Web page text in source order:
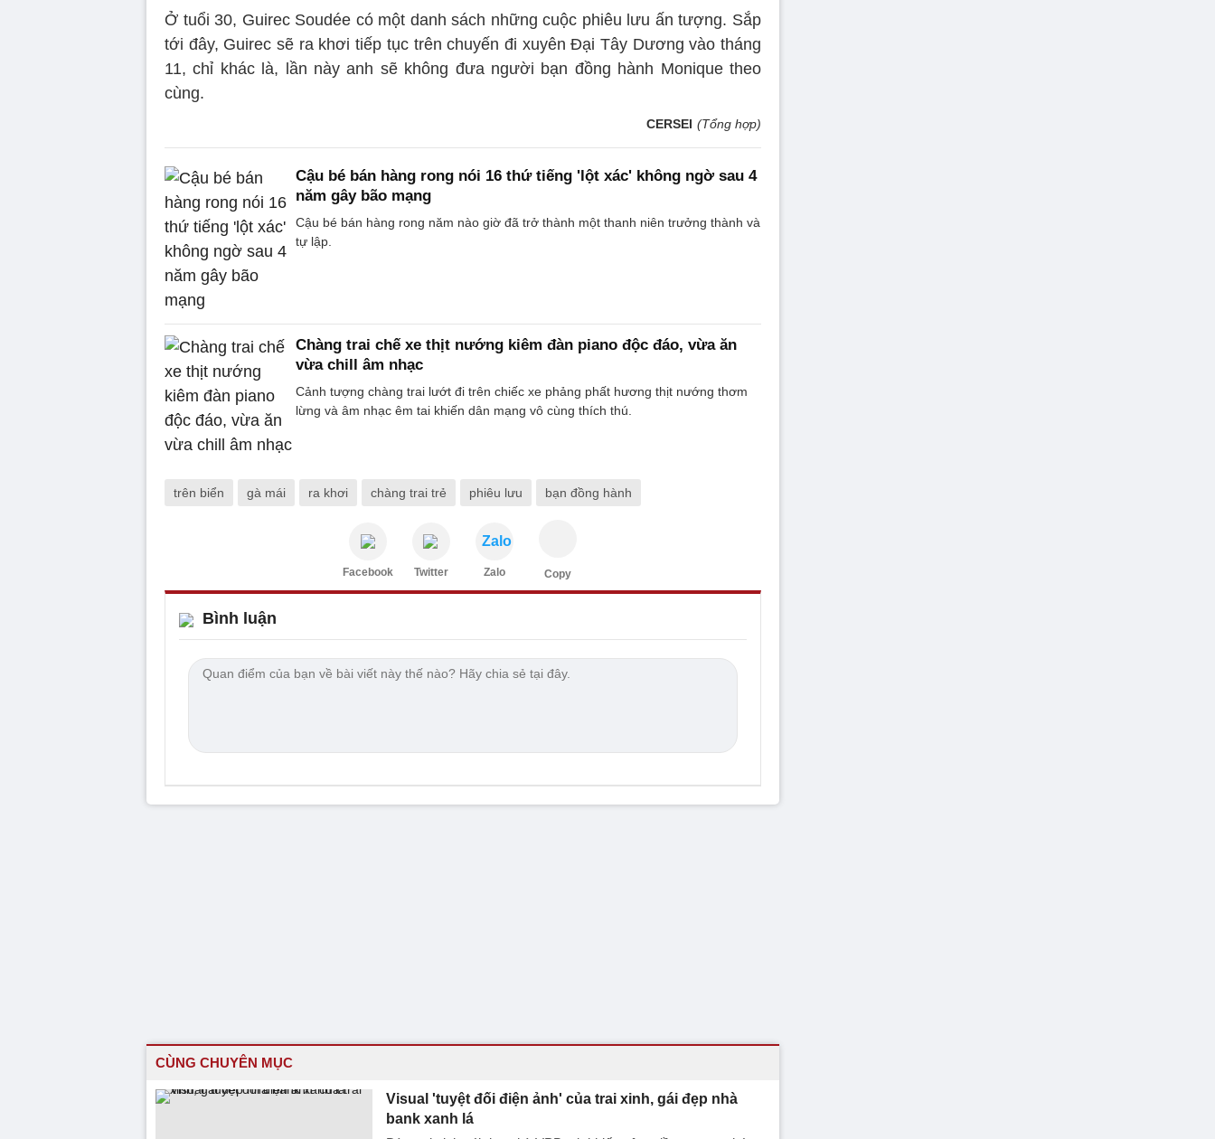
Ở tuổi 30, Guirec Soudée có một danh sách những cuộc phiêu lưu ấn tượng. Sắp
tới đây, Guirec sẽ ra khơi tiếp tục trên chuyến đi xuyên Đại Tây Dương vào tháng
11, chỉ khác là, lần này anh sẽ không đưa người bạn đồng hành Monique theo
cùng.
CERSEI (Tổng hợp)
Cậu bé bán hàng rong nói 16 thứ tiếng 'lột xác' không ngờ sau 4
năm gây bão mạng
Cậu bé bán hàng rong năm nào giờ đã trở thành một thanh niên trưởng thành và
tự lập.
Chàng trai chế xe thịt nướng kiêm đàn piano độc đáo, vừa ăn
vừa chill âm nhạc
Cảnh tượng chàng trai lướt đi trên chiếc xe phảng phất hương thịt nướng thơm
lừng và âm nhạc êm tai khiến dân mạng vô cùng thích thú.
trên biển gà mái ra khơi chàng trai trẻ phiêu lưu bạn đồng hành
Facebook Twitter
Zalo
Zalo Copy
Bình luận
CÙNG CHUYÊN MỤC
Visual 'tuyệt đối điện ảnh' của trai xinh, gái đẹp nhà
bank xanh lá